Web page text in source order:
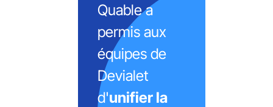
Quable a
permis aux
équipes de
Devialet
d'unifier la